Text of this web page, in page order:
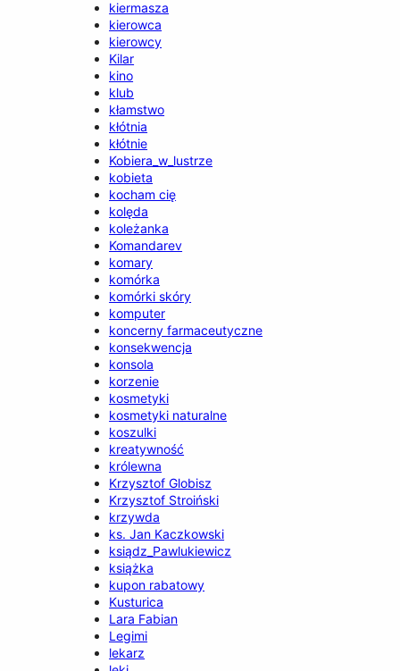
kiermasza
kierowca
kierowcy
Kilar
kino
klub
kłamstwo
kłótnia
kłótnie
Kobiera_w_lustrze
kobieta
kocham cię
kolęda
koleżanka
Komandarev
komary
komórka
komórki skóry
komputer
koncerny farmaceutyczne
konsekwencja
konsola
korzenie
kosmetyki
kosmetyki naturalne
koszulki
kreatywność
królewna
Krzysztof Globisz
Krzysztof Stroiński
krzywda
ks. Jan Kaczkowski
ksiądz_Pawlukiewicz
książka
kupon rabatowy
Kusturica
Lara Fabian
Legimi
lekarz